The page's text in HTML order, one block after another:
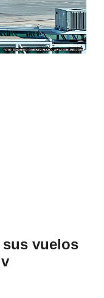
sus vuelos